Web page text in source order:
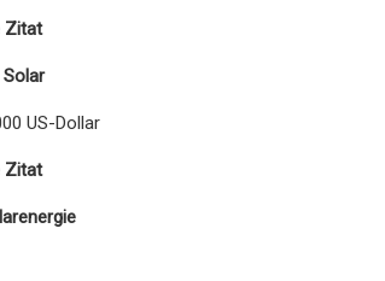
Zitat
US-Dollar
Zitat